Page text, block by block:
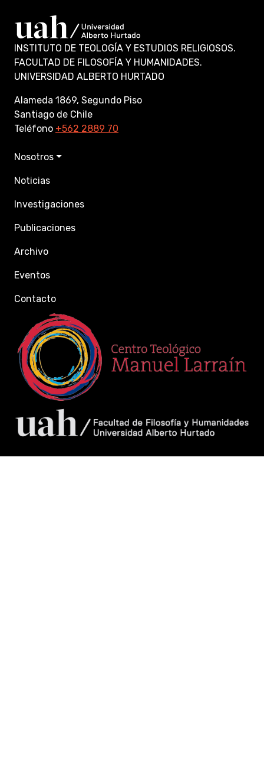
INSTITUTO DE TEOLOGÍA Y ESTUDIOS RELIGIOSOS.
FACULTAD DE FILOSOFÍA Y HUMANIDADES.
UNIVERSIDAD ALBERTO HURTADO
Alameda 1869, Segundo Piso
Santiago de Chile
Teléfono +562 2889 70
Nosotros
Noticias
Investigaciones
Publicaciones
Archivo
Eventos
Contacto